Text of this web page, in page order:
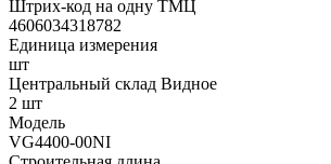
Штрих-код на одну ТМЦ
4606034318782
Единица измерения
шт
Центральный склад Видное
2 шт
Модель
VG4400-00NI